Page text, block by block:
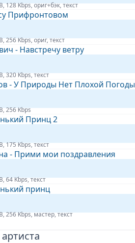
128 Kbps, ориг+бэк, текст
Прифронтовом
256 Kbps, ориг, текст
- Навстречу ветру
320 Kbps, текст
- У Природы Нет Плохой Погоды
256 Kbps
Принц 2
175 Kbps, текст
- Прими мои поздравления
64 Kbps, текст
принц
256 Kbps, мастер, текст